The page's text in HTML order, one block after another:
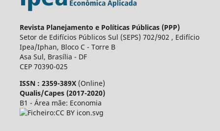
Revista Planejamento e Políticas Públicas (PPP)
Setor de Edifícios Públicos Sul (SEPS) 702/902 , Edifício
Ipea/Iphan, Bloco C - Torre B
Asa Sul, Brasília - DF
CEP 70390-025
ISSN : 2359-389X (Online)
Qualis/Capes (2017-2020)
B1 - Área mãe: Economia